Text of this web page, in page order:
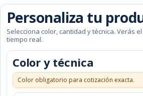
Personaliza tu
Selecciona color, cantidad y técnica. Verás
tiempo real.
Color y técnica
Color obligatorio para cotización exacta.